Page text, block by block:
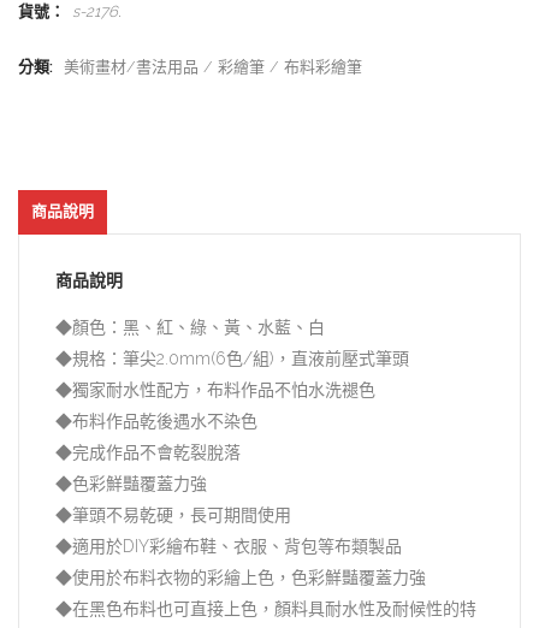
貨號： s-2176.
分類: 美術畫材/書法用品 彩繪筆 布料彩繪筆
商品說明
商品說明
◆顏色：黑、紅、綠、黃、水藍、白
◆規格：筆尖2.0mm(6色/組)，直液前壓式筆頭
◆獨家耐水性配方，布料作品不怕水洗褪色
◆布料作品乾後遇水不染色
◆完成作品不會乾裂脫落
◆色彩鮮豔覆蓋力強
◆筆頭不易乾硬，長可期間使用
◆適用於DIY彩繪布鞋、衣服、背包等布類製品
◆使用於布料衣物的彩繪上色，色彩鮮豔覆蓋力強
◆在黑色布料也可直接上色，顏料具耐水性及耐候性的特